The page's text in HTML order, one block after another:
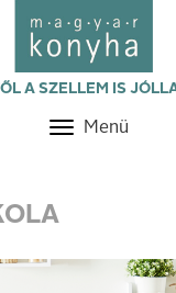
A SZELLEM IS
Toggle
Menü